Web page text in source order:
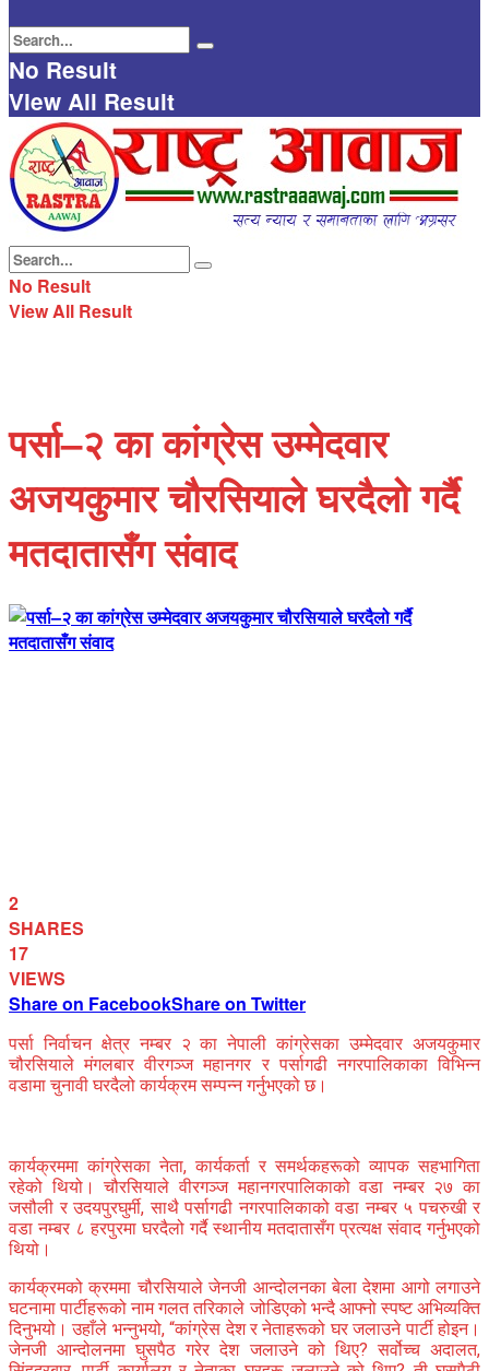
No Result
View All Result
No Result
View All Result
पर्सा–२ का कांग्रेस उम्मेदवार
अजयकुमार चौरसियाले घरदैलो गर्दै
मतदातासँग संवाद
2
SHARES
17
VIEWS
Share on FacebookShare on Twitter
पर्सा निर्वाचन क्षेत्र नम्बर २ का नेपाली कांग्रेसका उम्मेदवार अजयकुमार
चौरसियाले मंगलबार वीरगञ्ज महानगर र पर्सागढी नगरपालिकाका विभिन्न
वडामा चुनावी घरदैलो कार्यक्रम सम्पन्न गर्नुभएको छ।
कार्यक्रममा कांग्रेसका नेता, कार्यकर्ता र समर्थकहरूको व्यापक सहभागिता
रहेको थियो। चौरसियाले वीरगञ्ज महानगरपालिकाको वडा नम्बर २७ का
जसौली र उदयपुरघुर्मी, साथै पर्सागढी नगरपालिकाको वडा नम्बर ५ पचरुखी र
वडा नम्बर ८ हरपुरमा घरदैलो गर्दै स्थानीय मतदातासँग प्रत्यक्ष संवाद गर्नुभएको
थियो।
कार्यक्रमको क्रममा चौरसियाले जेनजी आन्दोलनका बेला देशमा आगो लगाउने
घटनामा पार्टीहरूको नाम गलत तरिकाले जोडिएको भन्दै आफ्नो स्पष्ट अभिव्यक्ति
दिनुभयो। उहाँले भन्नुभयो, “कांग्रेस देश र नेताहरूको घर जलाउने पार्टी होइन।
जेनजी आन्दोलनमा घुसपैठ गरेर देश जलाउने को थिए? सर्वोच्च अदालत,